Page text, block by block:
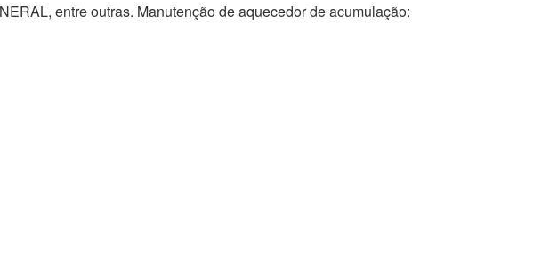
entre outras. Manutenção de aquecedor de acumulação: